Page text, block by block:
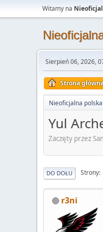
Witamy na
Sierpień 06, 2026,
Strona
Nieoficjalna
Yul
Zaczęty przez
DO DOŁU Strony
r3ni